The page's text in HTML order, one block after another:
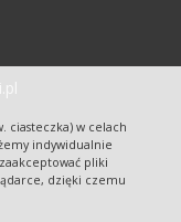
ciasteczka) w celach
indywidualnie
pliki
dzięki czemu